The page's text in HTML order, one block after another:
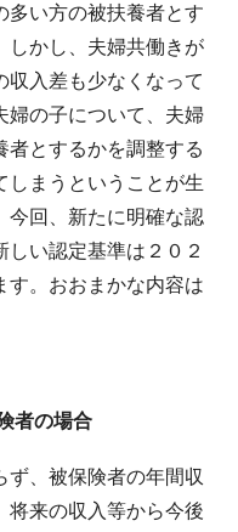
多い方の被扶養者とす
しかし、夫婦共働きが
収入差も少なくなって
婦の子について、夫婦
者とするかを調整する
しまうということが生
今回、新たに明確な認
い認定基準は２０２
す。おおまかな内容は
者の場合
ず、被保険者の年間収
将来の収入等から今後